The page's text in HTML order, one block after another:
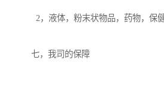
七，我司的保障